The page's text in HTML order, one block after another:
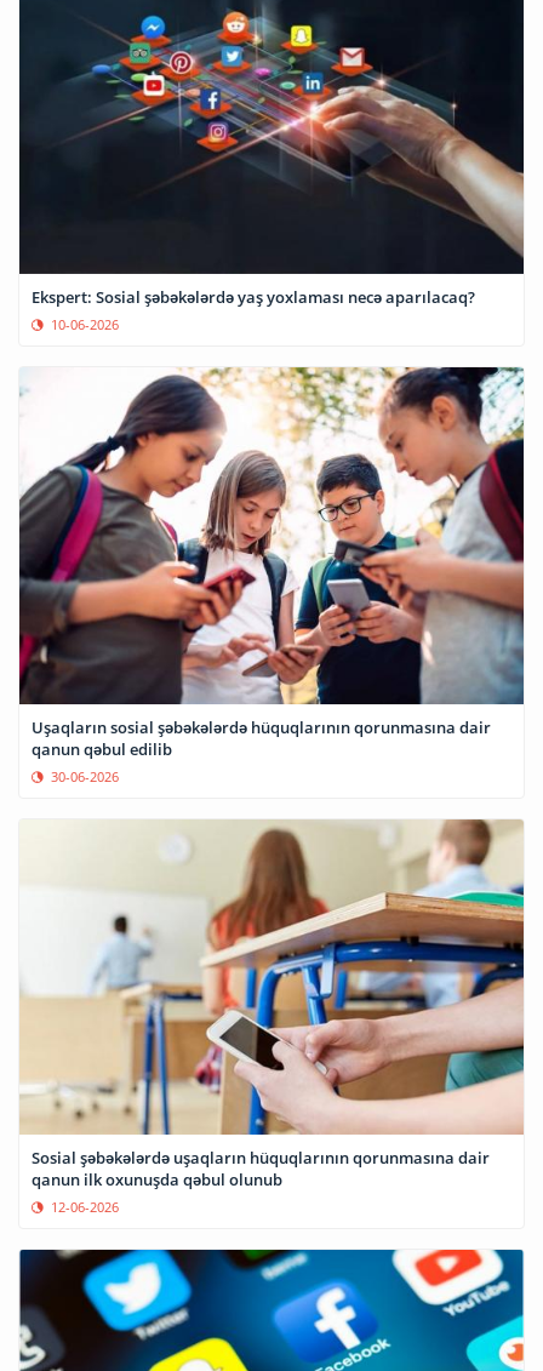
Ekspert: Sosial şəbəkələrdə yaş yoxlaması necə aparılacaq?
10-06-2026
Uşaqların sosial şəbəkələrdə hüquqlarının qorunmasına dair
qanun qəbul edilib
30-06-2026
Sosial şəbəkələrdə uşaqların hüquqlarının qorunmasına dair
qanun ilk oxunuşda qəbul olunub
12-06-2026